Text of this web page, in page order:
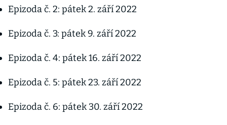
Epizoda č. 2: pátek 2. září 2022
Epizoda č. 3: pátek 9. září 2022
Epizoda č. 4: pátek 16. září 2022
Epizoda č. 5: pátek 23. září 2022
Epizoda č. 6: pátek 30. září 2022